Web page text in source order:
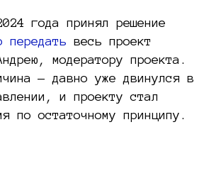
года принял решение
передать весь проект
модератору проекта.
— давно уже двинулся в
и проекту стал
по остаточному принципу.